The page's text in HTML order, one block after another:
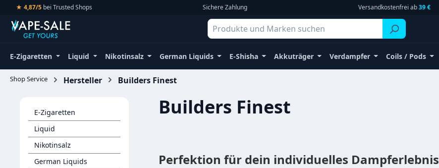
Hauptinhalt springen
Zur Suche springen
Zur Hauptnavigation springen
★ 4,87/5 bei Trusted Shops Sichere Zahlung Versandkostenfrei ab39 €
E-Zigaretten Liquid Nikotinsalz German Liquids E-Shisha Akkuträger Verdampfer Coils / Pods
Shop Service Hersteller Builders Finest
E-Zigaretten
Liquid
Nikotinsalz
German Liquids
Builders Finest
Perfektion für dein individuelles Dampferlebnis